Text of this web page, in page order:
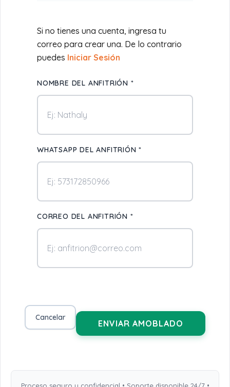
Si no tienes una cuenta, ingresa tu
correo para crear una. De lo contrario
puedes Iniciar Sesión
NOMBRE DEL ANFITRIÓN *
WHATSAPP DEL ANFITRIÓN *
CORREO DEL ANFITRIÓN *
Cancelar
ENVIAR AMOBLADO